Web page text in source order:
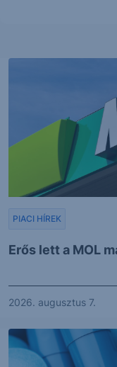
Erős lett a MOL
PIACI HÍREK
2026. augusztus 7.